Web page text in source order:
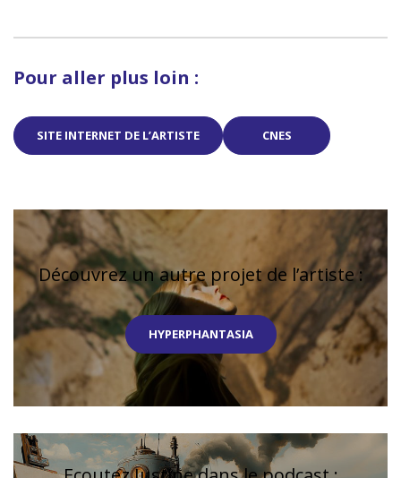
Pour aller plus loin :
SITE INTERNET DE L’ARTISTE CNES
Découvrez un autre projet de l’artiste :
HYPERPHANTASIA